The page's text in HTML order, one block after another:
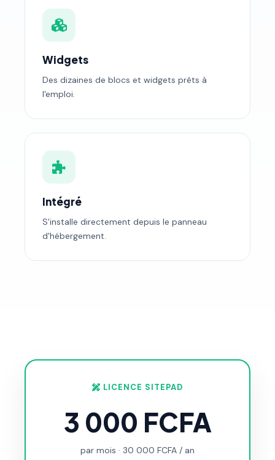
Widgets
Des dizaines de blocs et widgets prêts à
l'emploi.
Intégré
S'installe directement depuis le panneau
d'hébergement.
LICENCE SITEPAD
3 000 FCFA
par mois · 30 000 FCFA / an